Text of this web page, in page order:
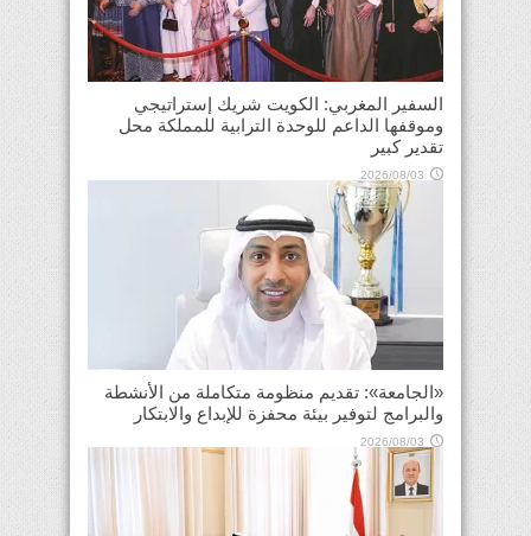
السفير المغربي: الكويت شريك إستراتيجي
وموقفها الداعم للوحدة الترابية للمملكة محل
تقدير كبير
2026/08/03
«الجامعة»: تقديم منظومة متكاملة من الأنشطة
والبرامج لتوفير بيئة محفزة للإبداع والابتكار
2026/08/03